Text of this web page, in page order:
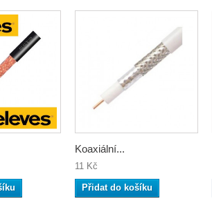
Koaxiální...
11 Kč
Přidat do košíku